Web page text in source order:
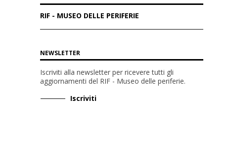
RIF - MUSEO DELLE PERIFERIE
NEWSLETTER
Iscriviti alla newsletter per ricevere tutti gli
aggiornamenti del RIF - Museo delle periferie.
Iscriviti